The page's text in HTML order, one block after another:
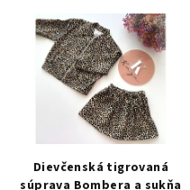
Dievčenská tigrovaná
súprava Bombera a sukňa